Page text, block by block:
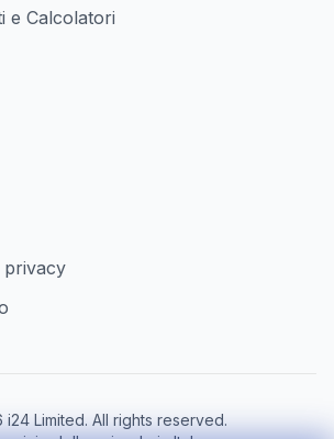
e Calcolatori
privacy
i24 Limited. All rights reserved.